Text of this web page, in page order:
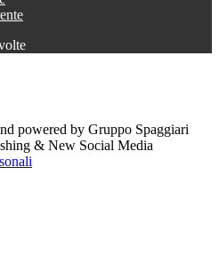
powered by Gruppo Spaggiari
& New Social Media